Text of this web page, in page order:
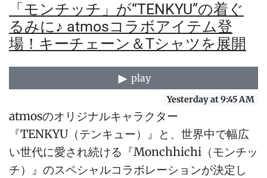
「モンチッチ」が“TENKYU”の着ぐ
るみに♪ atmosコラボアイテム登
場！キーチェーン＆Tシャツを展開
play
Yesterday at 9:45 AM
atmosのオリジナルキャラクター
『TENKYU（テンキュー）』と、世界中で幅広
い世代に愛され続ける『Monchhichi（モンチッ
チ）』のスペシャルコラボレーションが決定し